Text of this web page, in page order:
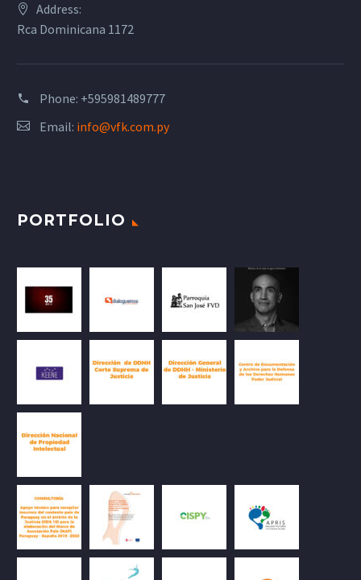
Address:
Rca Dominicana 1172
Phone: +595981489777
Email: info@vfk.com.py
PORTFOLIO